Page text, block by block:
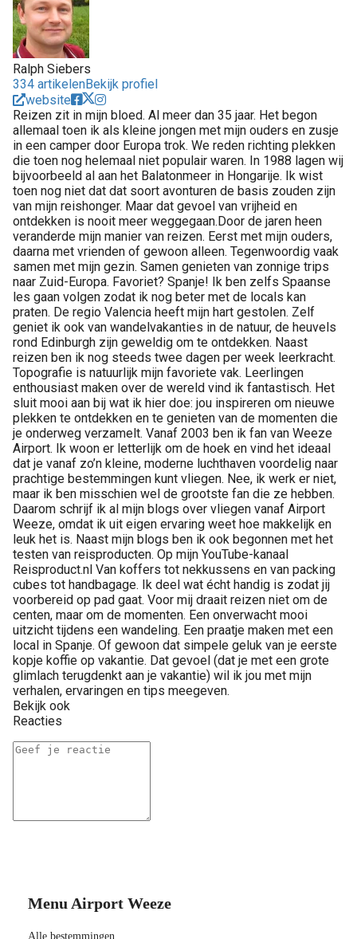
Ralph Siebers
334 artikelenBekijk profiel
website
Reizen zit in mijn bloed. Al meer dan 35 jaar. Het begon
allemaal toen ik als kleine jongen met mijn ouders en zusje
in een camper door Europa trok. We reden richting plekken
die toen nog helemaal niet populair waren. In 1988 lagen wij
bijvoorbeeld al aan het Balatonmeer in Hongarije. Ik wist
toen nog niet dat dat soort avonturen de basis zouden zijn
van mijn reishonger. Maar dat gevoel van vrijheid en
ontdekken is nooit meer weggegaan.Door de jaren heen
veranderde mijn manier van reizen. Eerst met mijn ouders,
daarna met vrienden of gewoon alleen. Tegenwoordig vaak
samen met mijn gezin. Samen genieten van zonnige trips
naar Zuid-Europa. Favoriet? Spanje! Ik ben zelfs Spaanse
les gaan volgen zodat ik nog beter met de locals kan
praten. De regio Valencia heeft mijn hart gestolen. Zelf
geniet ik ook van wandelvakanties in de natuur, de heuvels
rond Edinburgh zijn geweldig om te ontdekken. Naast
reizen ben ik nog steeds twee dagen per week leerkracht.
Topografie is natuurlijk mijn favoriete vak. Leerlingen
enthousiast maken over de wereld vind ik fantastisch. Het
sluit mooi aan bij wat ik hier doe: jou inspireren om nieuwe
plekken te ontdekken en te genieten van de momenten die
je onderweg verzamelt. Vanaf 2003 ben ik fan van Weeze
Airport. Ik woon er letterlijk om de hoek en vind het ideaal
dat je vanaf zo’n kleine, moderne luchthaven voordelig naar
prachtige bestemmingen kunt vliegen. Nee, ik werk er niet,
maar ik ben misschien wel de grootste fan die ze hebben.
Daarom schrijf ik al mijn blogs over vliegen vanaf Airport
Weeze, omdat ik uit eigen ervaring weet hoe makkelijk en
leuk het is. Naast mijn blogs ben ik ook begonnen met het
testen van reisproducten. Op mijn YouTube-kanaal
Reisproduct.nl Van koffers tot nekkussens en van packing
cubes tot handbagage. Ik deel wat écht handig is zodat jij
voorbereid op pad gaat. Voor mij draait reizen niet om de
centen, maar om de momenten. Een onverwacht mooi
uitzicht tijdens een wandeling. Een praatje maken met een
local in Spanje. Of gewoon dat simpele geluk van je eerste
kopje koffie op vakantie. Dat gevoel (dat je met een grote
glimlach terugdenkt aan je vakantie) wil ik jou met mijn
verhalen, ervaringen en tips meegeven.
Bekijk ook
Reacties
Menu Airport Weeze
Alle bestemmingen